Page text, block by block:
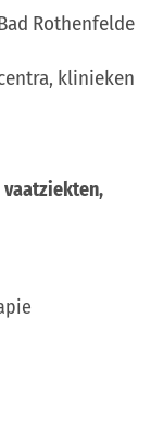
Rothenfelde
klinieken